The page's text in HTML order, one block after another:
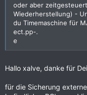
oder aber
Wiederherstellung) -
du Timemaschine für
ect.pp-.
e
Hallo xalve, danke für
für die Sicherung